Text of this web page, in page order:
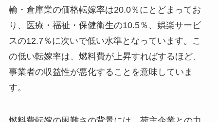
輸・倉庫業の価格転嫁率は20.0％にとどまってお
り、医療・福祉・保健衛生の10.5％、娯楽サービ
スの12.7％に次いで低い水準となっています。こ
の低い転嫁率は、燃料費が上昇すればするほど、
事業者の収益性が悪化することを意味していま
す。